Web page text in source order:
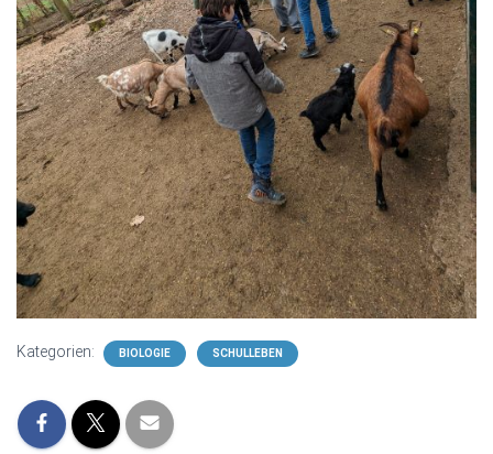
Kategorien: BIOLOGIE SCHULLEBEN